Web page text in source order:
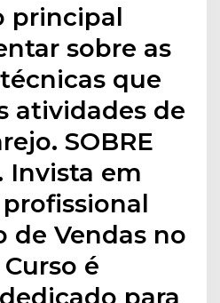
principal
sobre as
que
atividades de
SOBRE
Invista em
de Vendas no
é
para